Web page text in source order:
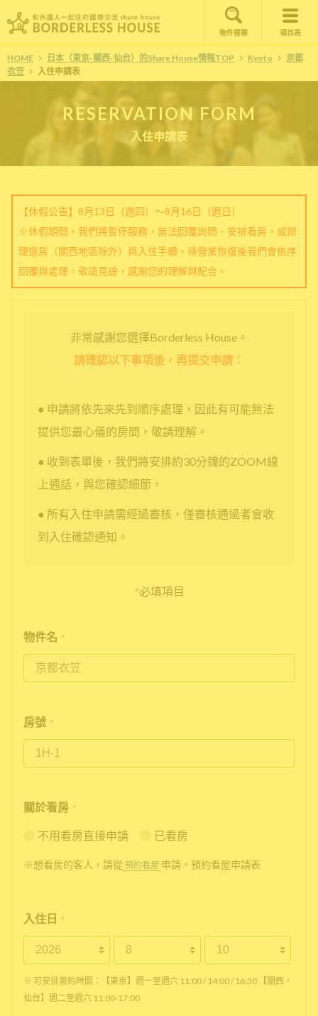
物件搜尋 項目表
HOME 日本（東京· 關西· 仙台）的Share House情報TOP Kyoto
京都
衣笠
入住申請表
RESERVATION FORM
入住申請表
【休假公告】8月13日（週四）～8月16日（週日）
※休假期間，我們將暫停服務，無法回覆詢問、安排看房，或辦
理退房（關西地區除外）與入住手續。待營業恢復後我們會依序
回覆與處理。敬請見諒，感謝您的理解與配合。
非常感謝您選擇Borderless House。
請確認以下事項後，再提交申請：
● 申請將依先來先到順序處理，因此有可能無法
提供您最心儀的房間，敬請理解。
● 收到表單後，我們將安排約30分鐘的ZOOM線
上通話，與您確認細節。
● 所有入住申請需經過審核，僅審核通過者會收
到入住確認通知。
*必填項目
物件名 *
房號 *
關於看房 *
不用看房直接申請 已看房
※想看房的客人，請從'預約看屋'申請。預約看屋申請表
入住日 *
※ 可安排簽約時間：【東京】週一至週六 11:00 / 14:00 / 16:30 【關西・
仙台】週二至週六 11:00-17:00